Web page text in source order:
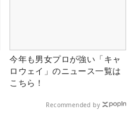
今年も男女プロが強い「キャ
ロウェイ」のニュース一覧は
こちら！
Recommended by